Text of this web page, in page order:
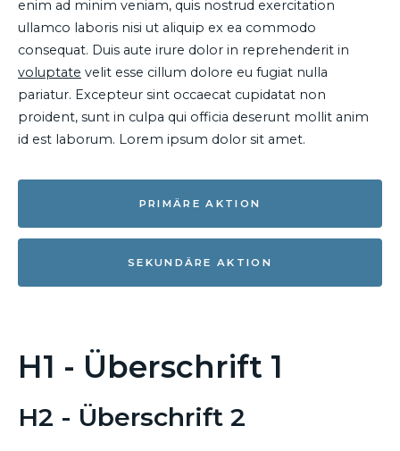
enim ad minim veniam, quis nostrud exercitation
ullamco laboris nisi ut aliquip ex ea commodo
consequat. Duis aute irure dolor in reprehenderit in
voluptate velit esse cillum dolore eu fugiat nulla
pariatur. Excepteur sint occaecat cupidatat non
proident, sunt in culpa qui officia deserunt mollit anim
id est laborum. Lorem ipsum dolor sit amet.
PRIMÄRE AKTION
SEKUNDÄRE AKTION
H1 - Überschrift 1
H2 - Überschrift 2